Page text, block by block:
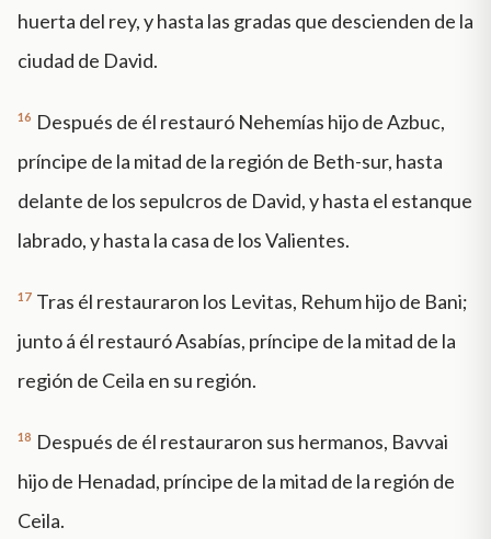
huerta del rey, y hasta las gradas que descienden de la
ciudad de David.
16 Después de él restauró Nehemías hijo de Azbuc,
príncipe de la mitad de la región de Beth-sur, hasta
delante de los sepulcros de David, y hasta el estanque
labrado, y hasta la casa de los Valientes.
17 Tras él restauraron los Levitas, Rehum hijo de Bani;
junto á él restauró Asabías, príncipe de la mitad de la
región de Ceila en su región.
18 Después de él restauraron sus hermanos, Bavvai
hijo de Henadad, príncipe de la mitad de la región de
Ceila.